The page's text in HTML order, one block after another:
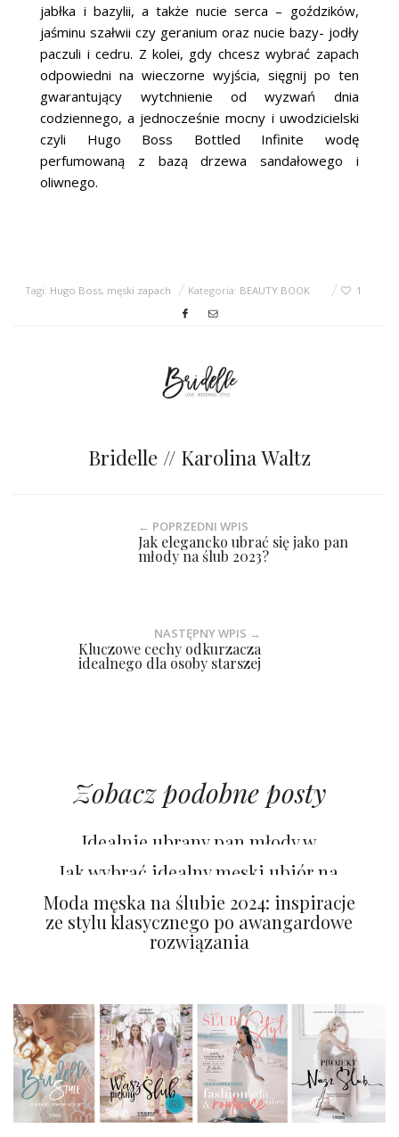
jabłka i bazylii, a także nucie serca – goździków,
jaśminu szałwii czy geranium oraz nucie bazy- jodły
paczuli i cedru. Z kolei, gdy chcesz wybrać zapach
odpowiedni na wieczorne wyjścia, sięgnij po ten
gwarantujący wytchnienie od wyzwań dnia
codziennego, a jednocześnie mocny i uwodzicielski
czyli Hugo Boss Bottled Infinite wodę
perfumowaną z bazą drzewa sandałowego i
oliwnego.
Tagi: Hugo Boss, męski zapach Kategoria: BEAUTY BOOK 1
Bridelle // Karolina Waltz
← POPRZEDNI WPIS
Jak elegancko ubrać się jako pan
młody na ślub 2023?
NASTĘPNY WPIS →
Kluczowe cechy odkurzacza
idealnego dla osoby starszej
Zobacz podobne posty
Idealnie ubrany pan młody w
rozmiarze XXL – o czym pamiętać?
Jak wybrać idealny męski ubiór na
ślub?
Moda męska na ślubie 2024: inspiracje
ze stylu klasycznego po awangardowe
rozwiązania